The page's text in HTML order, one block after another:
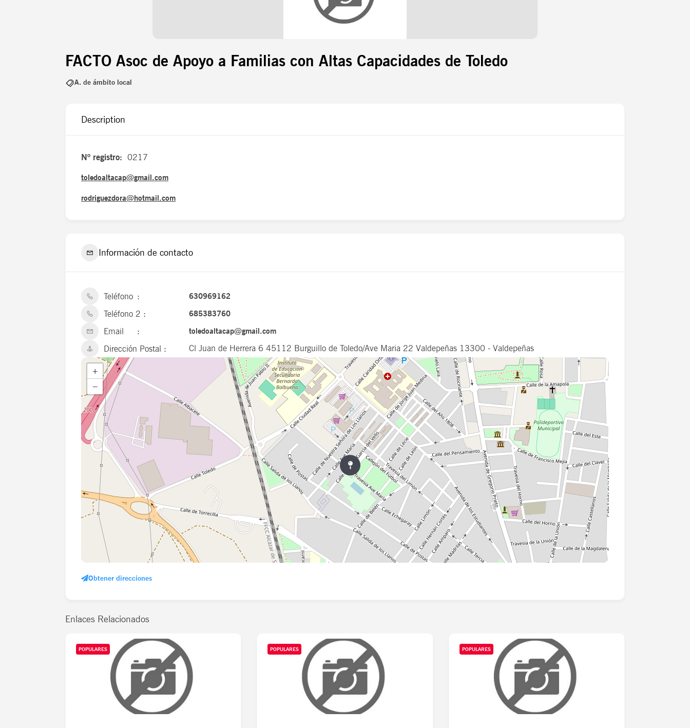
FACTO Asoc de Apoyo a Familias con Altas Capacidades de Toledo
A. de ámbito local
Description
Nº registro: 0217
toledoaltacap@gmail.com
rodriguezdora@hotmail.com
Información de contacto
Teléfono 630969162
Teléfono 2 685383760
Email toledoaltacap@gmail.com
Dirección Postal Cl Juan de Herrera 6 45112 Burguillo de Toledo/Ave Maria 22 Valdepeñas 13300 - Valdepeñas
+
−
Obtener direcciones
Enlaces Relacionados
POPULARES POPULARES POPULARES